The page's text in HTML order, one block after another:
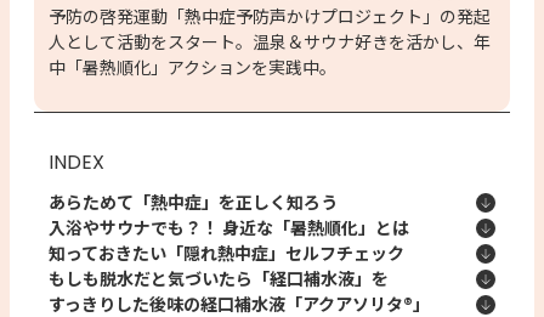
予防の啓発運動「熱中症予防声かけプロジェクト」の発起
人として活動をスタート。温泉＆サウナ好きを活かし、年
中「暑熱順化」アクションを実践中。
INDEX
あらためて「熱中症」を正しく知ろう
入浴やサウナでも？！ 身近な「暑熱順化」とは
知っておきたい「隠れ熱中症」セルフチェック
もしも脱水だと気づいたら「経口補水液」を
すっきりした後味の経口補水液「アクアソリタ®︎」